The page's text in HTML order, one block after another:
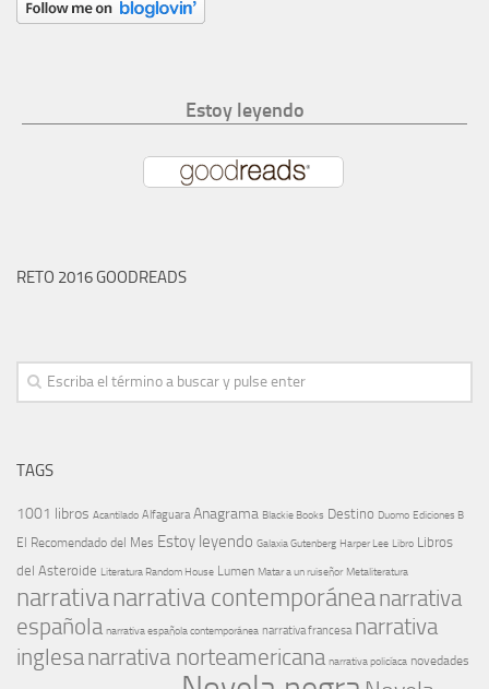
Estoy leyendo
RETO 2016 GOODREADS
TAGS
1001 libros Acantilado Alfaguara Anagrama Blackie Books Destino Duomo Ediciones B
El Recomendado del Mes Estoy leyendo Galaxia Gutenberg Harper Lee Libro Libros
del Asteroide Literatura Random House Lumen Matar a un ruiseñor Metaliteratura
narrativanarrativa contemporáneanarrativa
española narrativa española contemporánea narrativa francesa narrativa
inglesanarrativa norteamericana narrativa policíaca novedades